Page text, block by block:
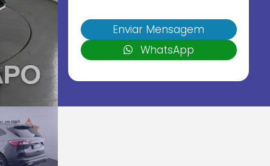
Enviar Mensagem
WhatsApp